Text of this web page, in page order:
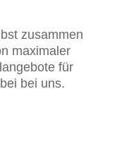
zusammen
maximaler
für
bei uns.